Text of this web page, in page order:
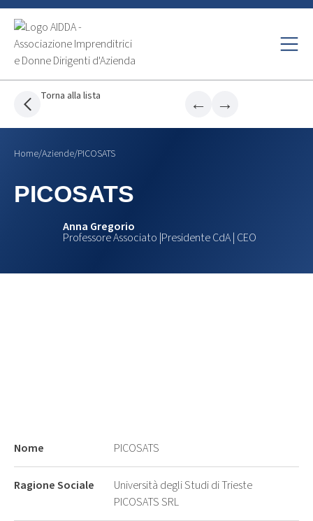
Torna alla lista ← →
Home/Aziende/PICOSATS
PICOSATS
Anna Gregorio
Professore Associato |Presidente CdA | CEO
Nome PICOSATS
Ragione Sociale
Università degli Studi di Trieste
PICOSATS SRL